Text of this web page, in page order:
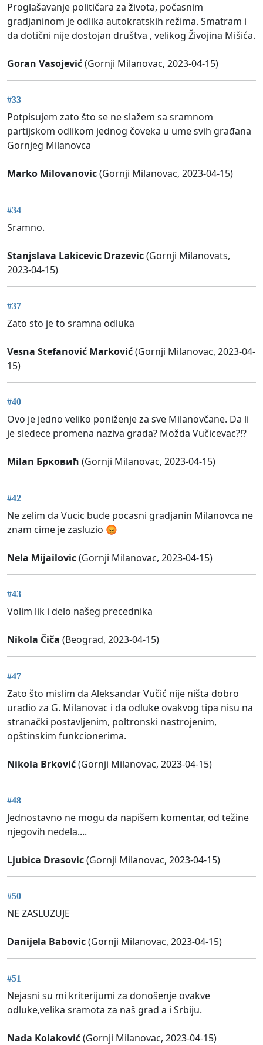
Proglašavanje političara za života, počasnim
gradjaninom je odlika autokratskih režima. Smatram i
da dotični nije dostojan društva , velikog Živojina Mišića.
Goran Vasojević(Gornji Milanovac, 2023-04-15)
#33
Potpisujem zato što se ne slažem sa sramnom
partijskom odlikom jednog čoveka u ume svih građana
Gornjeg Milanovca
Marko Milovanovic(Gornji Milanovac, 2023-04-15)
#34
Sramno.
Stanjslava Lakicevic Drazevic(Gornji Milanovats,
2023-04-15)
#37
Zato sto je to sramna odluka
Vesna Stefanović Marković(Gornji Milanovac, 2023-04-
15)
#40
Ovo je jedno veliko poniženje za sve Milanovčane. Da li
je sledece promena naziva grada? Možda Vučicevac?!?
Milan Брковић (Gornji Milanovac, 2023-04-15)
#42
Ne zelim da Vucic bude pocasni gradjanin Milanovca ne
znam cime je zasluzio 😡
Nela Mijailovic(Gornji Milanovac, 2023-04-15)
#43
Volim lik i delo našeg precednika
Nikola Čiča (Beograd, 2023-04-15)
#47
Zato što mislim da Aleksandar Vučić nije ništa dobro
uradio za G. Milanovac i da odluke ovakvog tipa nisu na
stranački postavljenim, poltronski nastrojenim,
opštinskim funkcionerima.
Nikola Brković(Gornji Milanovac, 2023-04-15)
#48
Jednostavno ne mogu da napišem komentar, od težine
njegovih nedela....
Ljubica Drasovic(Gornji Milanovac, 2023-04-15)
#50
NE ZASLUZUJE
Danijela Babovic(Gornji Milanovac, 2023-04-15)
#51
Nejasni su mi kriterijumi za donošenje ovakve
odluke,velika sramota za naš grad a i Srbiju.
Nada Kolaković(Gornji Milanovac, 2023-04-15)